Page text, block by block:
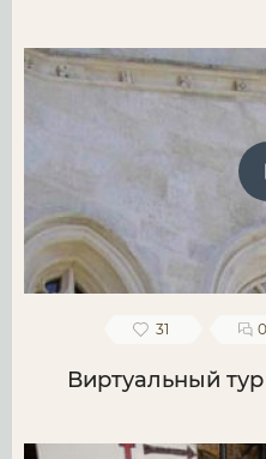
31 0
Виртуальный